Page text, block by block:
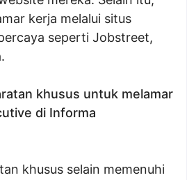
kerja melalui situs
seperti Jobstreet,
khusus untuk melamar
di Informa
khusus selain memenuhi